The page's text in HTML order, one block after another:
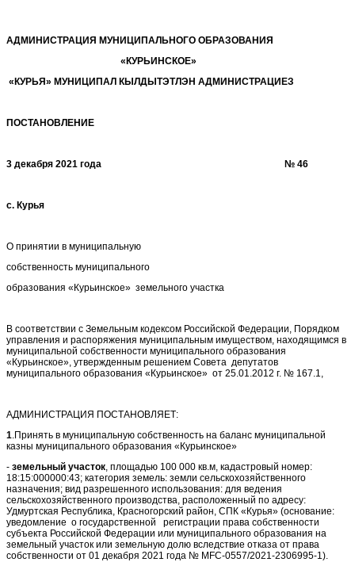
АДМИНИСТРАЦИЯ МУНИЦИПАЛЬНОГО ОБРАЗОВАНИЯ
«КУРЬИНСКОЕ»
«КУРЬЯ» МУНИЦИПАЛ КЫЛДЫТЭТЛЭН АДМИНИСТРАЦИЕЗ
ПОСТАНОВЛЕНИЕ
3 декабря 2021 года № 46
с. Курья
О принятии в муниципальную
собственность муниципального
образования «Курьинское» земельного участка
В соответствии с Земельным кодексом Российской Федерации, Порядком
управления и распоряжения муниципальным имуществом, находящимся в
муниципальной собственности муниципального образования
«Курьинское», утвержденным решением Совета депутатов
муниципального образования «Курьинское» от 25.01.2012 г. № 167.1,
АДМИНИСТРАЦИЯ ПОСТАНОВЛЯЕТ:
1 .Принять в муниципальную собственность на баланс муниципальной
казны муниципального образования «Курьинское»
- земельный участок , площадью 100 000 кв.м, кадастровый номер:
18:15:000000:43; категория земель: земли сельскохозяйственного
назначения; вид разрешенного использования: для ведения
сельскохозяйственного производства, расположенный по адресу:
Удмуртская Республика, Красногорский район, СПК «Курья» (основание:
уведомление о государственной регистрации права собственности
субъекта Российской Федерации или муниципального образования на
земельный участок или земельную долю вследствие отказа от права
собственности от 01 декабря 2021 года № MFC-0557/2021-2306995-1).